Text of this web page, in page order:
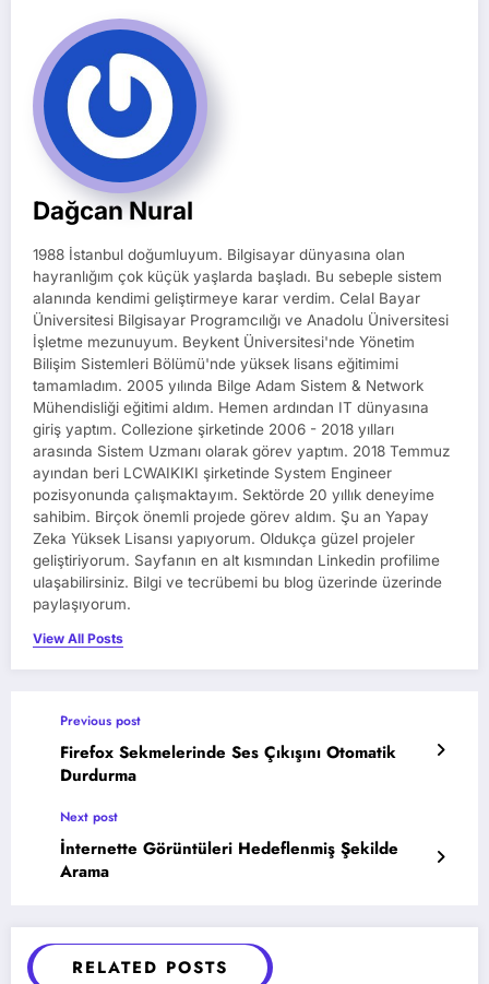
Dağcan Nural
1988 İstanbul doğumluyum. Bilgisayar dünyasına olan
hayranlığım çok küçük yaşlarda başladı. Bu sebeple sistem
alanında kendimi geliştirmeye karar verdim. Celal Bayar
Üniversitesi Bilgisayar Programcılığı ve Anadolu Üniversitesi
İşletme mezunuyum. Beykent Üniversitesi'nde Yönetim
Bilişim Sistemleri Bölümü'nde yüksek lisans eğitimimi
tamamladım. 2005 yılında Bilge Adam Sistem & Network
Mühendisliği eğitimi aldım. Hemen ardından IT dünyasına
giriş yaptım. Collezione şirketinde 2006 - 2018 yılları
arasında Sistem Uzmanı olarak görev yaptım. 2018 Temmuz
ayından beri LCWAIKIKI şirketinde System Engineer
pozisyonunda çalışmaktayım. Sektörde 20 yıllık deneyime
sahibim. Birçok önemli projede görev aldım. Şu an Yapay
Zeka Yüksek Lisansı yapıyorum. Oldukça güzel projeler
geliştiriyorum. Sayfanın en alt kısmından Linkedin profilime
ulaşabilirsiniz. Bilgi ve tecrübemi bu blog üzerinde üzerinde
paylaşıyorum.
View All Posts
Previous post
Firefox Sekmelerinde Ses Çıkışını Otomatik
Durdurma
Next post
İnternette Görüntüleri Hedeflenmiş Şekilde
Arama
RELATED POSTS